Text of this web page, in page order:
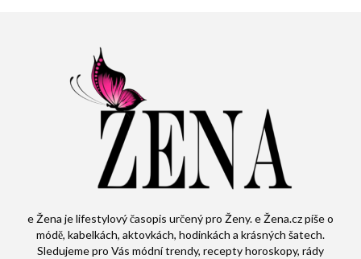
e Žena je lifestylový časopis určený pro Ženy. e Žena.cz píše o
módě, kabelkách, aktovkách, hodinkách a krásných šatech.
Sledujeme pro Vás módní trendy, recepty horoskopy, rády